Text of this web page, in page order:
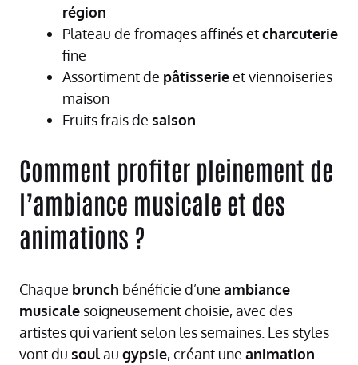
région
Plateau de fromages affinés etcharcuterie
fine
Assortiment de pâtisserieet viennoiseries
maison
Fruits frais de saison
Comment profiter pleinement de
l’ambiance musicale et des
animations ?
Chaque brunch bénéficie d’une ambiance
musicale soigneusement choisie, avec des
artistes qui varient selon les semaines. Les styles
vont du soulau gypsie, créant une animation